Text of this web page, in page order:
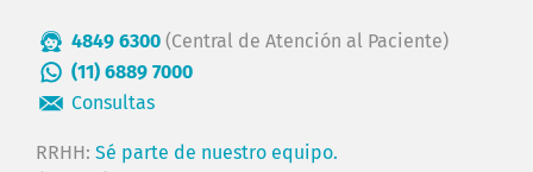
4849 6300 (Central de Atención al Paciente)
(11) 6889 7000
Consultas
RRHH: Sé parte de nuestro equipo.